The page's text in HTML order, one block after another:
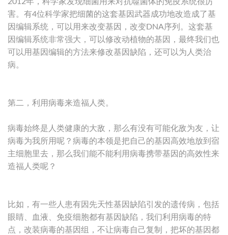
2012年，科学家发现细菌用来对抗噬菌体的免疫系统很厉
害。有4位科学家把细菌的这套基因武器成功地改造成了基
因编辑系统，可以用来改变基因，改变DNA序列。这套基
因编辑系统非常强大，可以修改动植物的基因，最终我们也
可以用基因编辑的方法来修改基因缺陷，还可以为人类治
病。
第二，利用病毒来造福人类。
病毒始终是人类健康的大敌，那么有没有可能化敌为友，让
病毒为我所用呢？病毒的本领是把自己的基因高效地放到宿
主细胞里去，那么我们能不能利用病毒携带基因的高效性来
造福人类呢？
比如，有一些人患有因先天性基因缺陷引发的遗传病，包括
眼睛、血液、免疫细胞都有基因缺陷，我们利用病毒的特
点，改装病毒的基因组，不让病毒自己复制，把坏的基因都